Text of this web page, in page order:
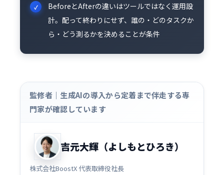
BeforeとAfterの違いはツールではなく運用設
計。配って終わりにせず、誰の・どのタスクか
ら・どう測るかを決めることが条件
監修者｜生成AIの導入から定着まで伴走する専
門家が確認しています
吉元大輝（よしもとひろき）
株式会社BoostX 代表取締役社長